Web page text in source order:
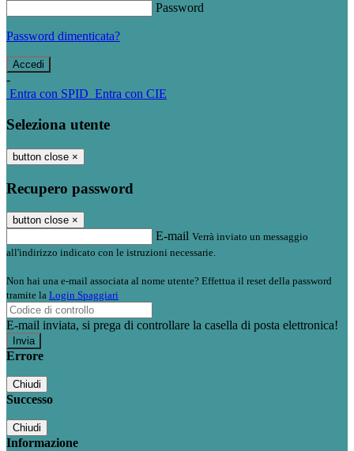
Password
Password dimenticata?
-
Entra con SPID Entra con CIE
Seleziona utente
button close ×
Recupero password
button close ×
E-mail Verrà inviato un messaggio
all'indirizzo indicato con le istruzioni necessarie.
Non hai una e-mail associata al nome utente? Effettua il reset della password
tramite la Login Spaggiari
E-mail inviata, si prega di controllare la casella di posta elettronica!
Errore
Chiudi
Successo
Chiudi
Informazione